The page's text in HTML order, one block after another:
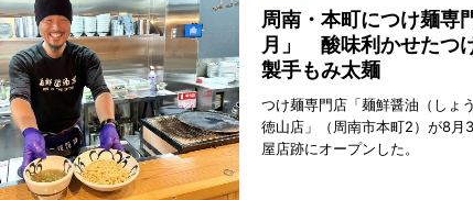
周南・本町につけ麺専
月」 酸味利かせたつ
製手もみ太麺
つけ麺専門店「麺鮮醤油（しょ
徳山店」（周南市本町2）が8月
屋店跡にオープンした。